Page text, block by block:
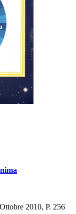
2010, P. 256